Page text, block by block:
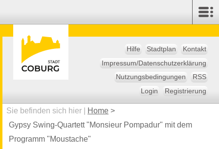
Hilfe Stadtplan
Kontakt
Impressum/Datenschutzerklärung
Nutzungsbedingungen
RSS
Login
Registrierung
Sie befinden sich hier | Home >
Gypsy Swing-Quartett "Monsieur Pompadur" mit dem
Programm "Moustache"